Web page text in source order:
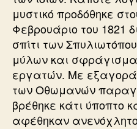
μυστικό προδόθηκε
Φεβρουάριο του 1821
σπίτι των
μύλων και
εργατών. Με
των Οθωμανών
βρέθηκε κάτι ύποπτο
αφέθηκαν